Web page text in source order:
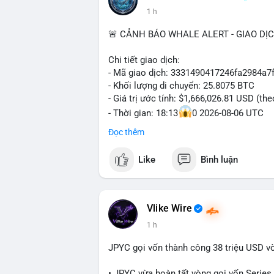
1 h
🚨 CẢNH BÁO WHALE ALERT - GIAO
Chi tiết giao dịch:
- Mã giao dịch:
- Khối lượng di chuyển: 25.8075 BTC
- Giá trị ước tính: $1,666,026.81 USD
- Thời gian: 18:13
0 2026-08-06 UTC
Nhận định phân tích hành vi của Cá voi
Khối lượng 25.8 BTC trị giá hơn 1.66
cho thấy dấu hiệu của một tổ chức
thể là bước khởi đầu cho việc phân bổ
hạn có thể gia tăng. Ngược lại, nếu
niềm tin cho thị trường. Mức giá $64,556
đáng chú ý, vì cá voi thường hành động
Lời khuyên ngắn gọn cho nhà đầu tư
Nhà đầu tư nên theo dõi sát dòng tiền
Đọc thêm
Like Bình luận
Vlike Wire
1 h
JPYC gọi vốn thành công 38 triệu USD